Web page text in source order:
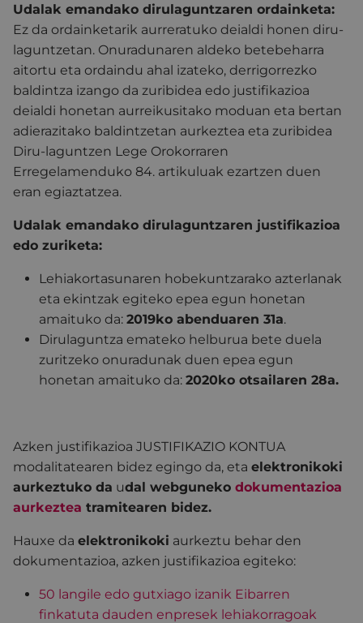
Udalak emandako dirulaguntzaren ordainketa:
Ez da ordainketarik aurreratuko deialdi honen diru-
laguntzetan. Onuradunaren aldeko betebeharra
aitortu eta ordaindu ahal izateko, derrigorrezko
baldintza izango da zuribidea edo justifikazioa
deialdi honetan aurreikusitako moduan eta bertan
adierazitako baldintzetan aurkeztea eta zuribidea
Diru-laguntzen Lege Orokorraren
Erregelamenduko 84. artikuluak ezartzen duen
eran egiaztatzea.
Udalak emandako dirulaguntzaren justifikazioa
edo zuriketa:
Lehiakortasunaren hobekuntzarako azterlanak
eta ekintzak egiteko epea egun honetan
amaituko da: 2019ko abenduaren 31a.
Dirulaguntza emateko helburua bete duela
zuritzeko onuradunak duen epea egun
honetan amaituko da: 2020ko otsailaren 28a.
Azken justifikazioa JUSTIFIKAZIO KONTUA
modalitatearen bidez egingo da, eta elektronikoki
aurkeztuko da udal webguneko dokumentazioa
aurkeztea tramitearen bidez.
Hauxe da elektronikoki aurkeztu behar den
dokumentazioa, azken justifikazioa egiteko:
50 langile edo gutxiago izanik Eibarren
finkatuta dauden enpresek lehiakorragoak